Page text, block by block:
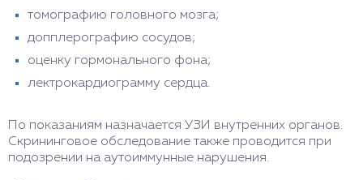
томографию головного мозга;
допплерографию сосудов;
оценку гормонального фона;
лектрокардиограмму сердца.
По показаниям назначается УЗИ внутренних органов.
Скрининговое обследование также проводится при
подозрении на аутоиммунные нарушения.